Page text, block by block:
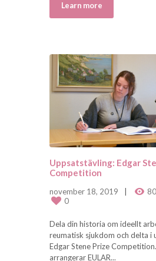
Learn more
Uppsatstävling: Edgar
Competition
november 18, 2019
0
Dela din historia om ideellt
reumatisk sjukdom och delta i
Edgar Stene Prize
arrangerar EULAR...